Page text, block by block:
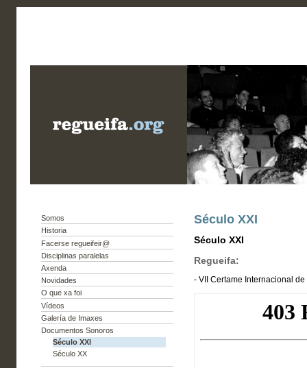
Somos
Historia
Facerse regueifeir@
Disciplinas paralelas
Axenda
Novidades
O que xa foi
Vídeos
Galería de Imaxes
Documentos Sonoros
Século XXI
Século XX
Século XXI
Século XXI
Regueifa:
- VII Certame Internacional